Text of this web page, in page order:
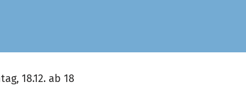
18.12. ab 18